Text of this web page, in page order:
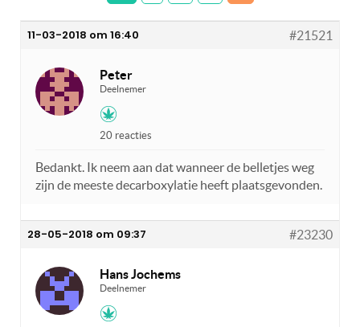
11-03-2018 om 16:40 #21521
Peter
Deelnemer
20 reacties
Bedankt. Ik neem aan dat wanneer de belletjes weg
zijn de meeste decarboxylatie heeft plaatsgevonden.
28-05-2018 om 09:37 #23230
Hans Jochems
Deelnemer